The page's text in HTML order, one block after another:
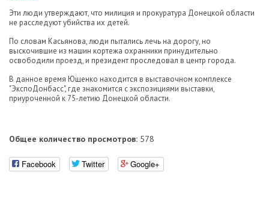
Эти люди утверждают, что милиция и прокуратура Донецкой области
не расследуют убийства их детей.
По словам Касьянова, люди пытались лечь на дорогу, но
выскочившие из машин кортежа охранники принудительно
освободили проезд, и президент проследовал в центр города.
В данное время Ющенко находится в выставочном комплексе
"ЭкспоДонбасс", где знакомится с экспозициями выставки,
приуроченной к 75-летию Донецкой области.
Общее количество просмотров: 578
Facebook Twitter Google+